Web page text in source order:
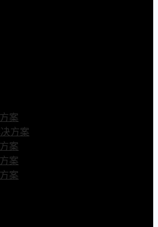
案
方案
案
案
案